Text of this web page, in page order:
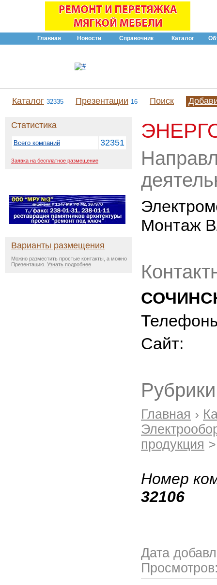
Главная Новости Справочник Каталог
Каталог 32335 Презентации 16 Поиск
Статистика
Всего компаний 32351
Заявка на бесплатное размещение
Варианты размещения
Можно разместить простые контакты, а можно
Презентацию. Узнать подробнее
Монтаж
Сайт:
Главная ›
продукция
Номер
32106
Дата